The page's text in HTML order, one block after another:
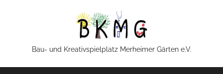
BKMG
Bau- und Kreativspielplatz Merheimer Gärten e.V.